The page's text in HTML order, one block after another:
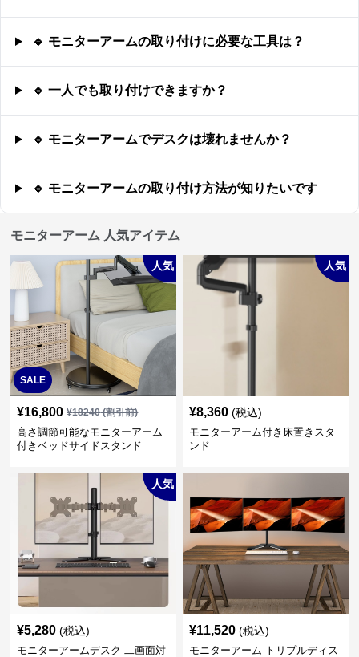
🔹 モニターアームの取り付けに必要な工具は？
🔹 一人でも取り付けできますか？
🔹 モニターアームでデスクは壊れませんか？
🔹 モニターアームの取り付け方法が知りたいです
モニターアーム 人気アイテム
SALE
人気
¥16,800 ¥18240(割引前)
高さ調節可能なモニターアーム
付きベッドサイドスタンド
人気
¥8,360 (税込)
モニターアーム付き床置きスタ
ンド
人気
¥5,280 (税込)
モニターアームデスク 二画面対
¥11,520 (税込)
モニターアーム トリプルディス